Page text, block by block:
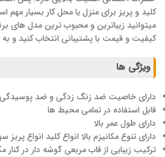
کلید و پریز برای منزل یا محل کار بسیار
میتوانید زیباترین و محبوب ترین مدل های
کیفیت و قیمت با پشتیبانی انتخاب کنید و
ویژگی ها
دارای خاصیت ضد زنگ زدگی و ضد پوسیدگی
قابل استفاده در تمامی محیط ها
دارای طول عمر بالا
دارای تنوع مکانیزم بالا انواع کلید انواع
ترکیب زیبایی از قاب مربعی گوشه دار در کنار